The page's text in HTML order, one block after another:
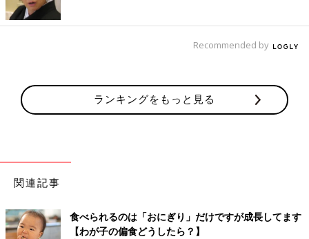
Recommended by
ランキングをもっと見る
関連記事
食べられるのは「おにぎり」だけですが成長してます
【わが子の偏食どうしたら？】